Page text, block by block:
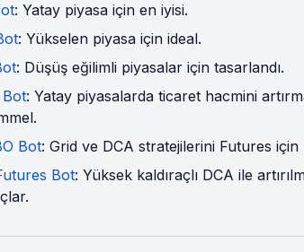
: Yatay piyasa için en iyisi.
: Yükselen piyasa için ideal.
: Düşüş eğilimli piyasalar için tasarlandı.
Bot: Yatay piyasalarda ticaret hacmini
Bot: Grid ve DCA stratejilerini Futures için
Bot: Yüksek kaldıraçlı DCA ile